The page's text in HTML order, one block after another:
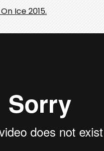
Ice 2015.